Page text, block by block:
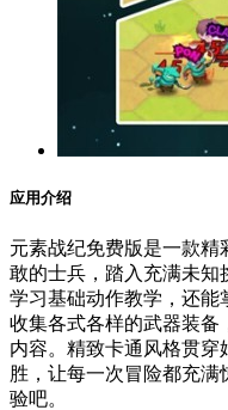
应用介绍
元素战纪免费版是一款精
敢的士兵，踏入充满未知
学习基础动作教学，还能
收集各式各样的武器装备
内容。精致卡通风格贯穿
胜，让每一次冒险都充
验吧。